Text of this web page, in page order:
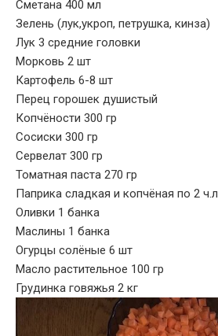
Сметана 400 мл
Зелень (лук,укроп, петрушка, кинза)
Лук 3 средние головки
Морковь 2 шт
Картофель 6-8 шт
Перец горошек душистый
Копчёности 300 гр
Сосиски 300 гр
Сервелат 300 гр
Томатная паста 270 гр
Паприка сладкая и копчёная по 2 ч.л
Оливки 1 банка
Маслины 1 банка
Огурцы солёные 6 шт
Масло растительное 100 гр
Грудинка говяжья 2 кг